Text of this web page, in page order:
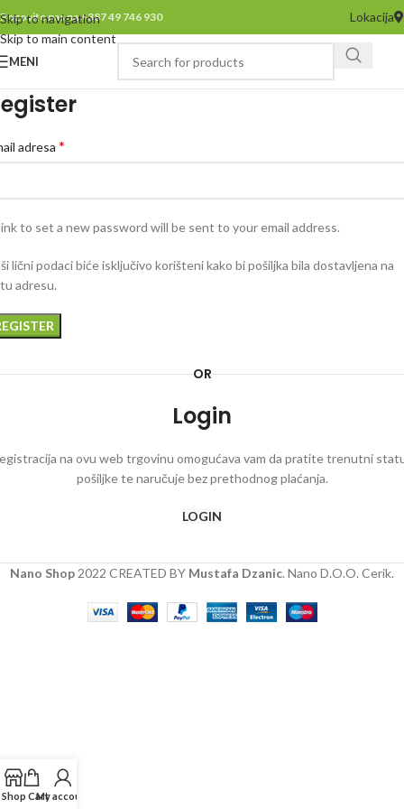
Skip to navigation
Skip to main content
Pozovite nas na +387 49 746 930 Lokacija
MENI
adresa *
to set a new password will be sent to your email address.
lični podaci biće isključivo korišteni kako bi pošiljka bila dostavljena na
adresu.
OR
Login
na ovu web trgovinu omogućava vam da pratite trenutni
pošiljke te naručuje bez prethodnog plaćanja.
LOGIN
Nano Shop 2022 CREATED BY Mustafa Dzanic. Nano D.O.O. Cerik.
Shop Cart
My account